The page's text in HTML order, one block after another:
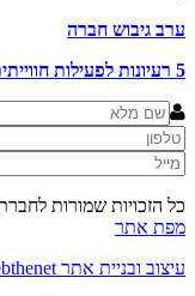
ערב גיבוש חברה
5 רעיונות לפעילות חווייתית מסעירה
כל הזכויות שמורות
מפת אתר
עיצוב ובניית אתר webthenet